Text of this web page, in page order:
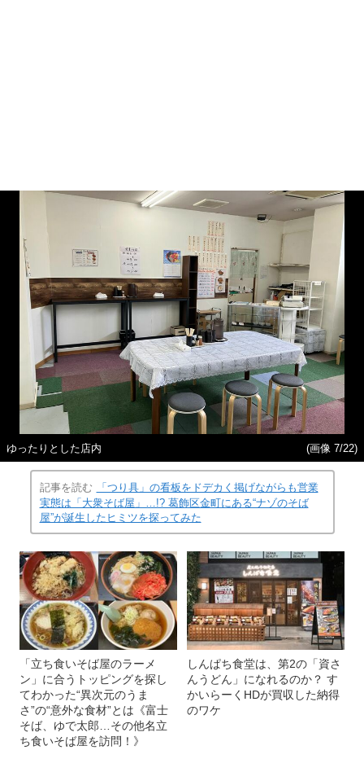
ゆったりとした店内 (画像 7/22)
記事を読む
「つり具」の看板をドデカく掲げながらも営業
実態は「大衆そば屋」…!? 葛飾区金町にある“ナゾのそば
屋”が誕生したヒミツを探ってみた
「立ち食いそば屋のラーメ
ン」に合うトッピングを探し
てわかった“異次元のうま
さ”の“意外な食材”とは《富士
そば、ゆで太郎…その他名立
ち食いそば屋を訪問！》
しんぱち食堂は、第2の「資さ
んうどん」になれるのか？ す
かいらーくHDが買収した納得
のワケ